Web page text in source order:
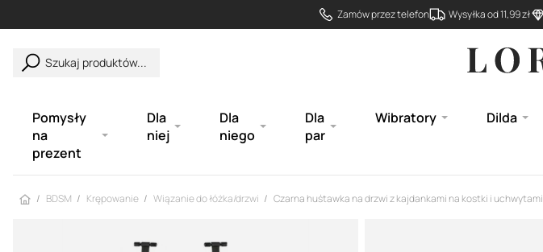
Zamów przez telefon Wysyłka od 11,99 zł
Szukaj produktów...
Pomysły
na
prezent
Dla
niej
Dla
niego
Dla
par
Wibratory Dilda
Strona główna
BDSM Krępowanie Wiązanie do łóżka/drzwi Czarna huśtawka na drzwi z kajdankami na kostki i uchwytami